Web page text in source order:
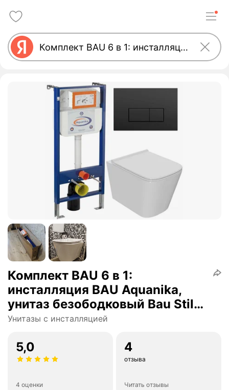
Комплект BAU 6 в 1:
инсталляция BAU Aquanika,
унитаз безободковый Bau Stil
PRO, сиденье микролифт,
клавиша
Унитазы с инсталляцией
5,0
4 оценки
4
отзыва
Читать отзывы